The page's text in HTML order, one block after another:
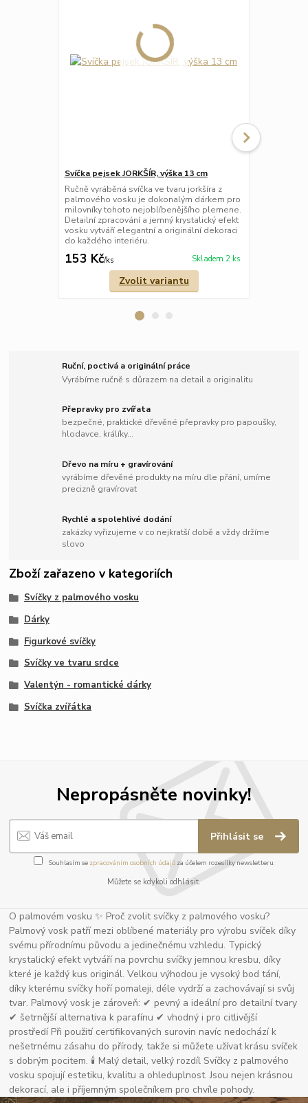
Svíčka pejsek JORKŠÍR, výška 13 cm
Ručně vyráběná svíčka ve tvaru jorkšíra z
palmového vosku je dokonalým dárkem pro
milovníky tohoto nejoblíbenějšího plemene.
Detailní zpracování a jemný krystalický efekt
vosku vytváří elegantní a originální dekoraci
do každého interiéru.
153 Kč/ks Skladem 2 ks
Zvolit variantu
Ruční, poctivá a originální práce
Vyrábíme ručně s důrazem na detail a originalitu
Přepravky pro zvířata
bezpečné, praktické dřevěné přepravky pro papoušky,
hlodavce, králíky...
Dřevo na míru + gravírování
vyrábíme dřevěné produkty na míru dle přání, umíme
precizně gravírovat
Rychlé a spolehlivé dodání
zakázky vyřizujeme v co nejkratší době a vždy držíme
slovo
Zboží zařazeno v kategoriích
Svíčky z palmového vosku
Dárky
Figurkové svíčky
Svíčky ve tvaru srdce
Valentýn - romantické dárky
Svíčka zvířátka
Nepropásněte novinky!
Přihlásit se
Souhlasím se zpracováním osobních údajůza účelem rozesílky newsletteru.
Můžete se kdykoli odhlásit.
O palmovém vosku ✨ Proč zvolit svíčky z palmového vosku?
Palmový vosk patří mezi oblíbené materiály pro výrobu svíček díky
svému přírodnímu původu a jedinečnému vzhledu. Typický
krystalický efekt vytváří na povrchu svíčky jemnou kresbu, díky
které je každý kus originál. Velkou výhodou je vysoký bod tání,
díky kterému svíčky hoří pomaleji, déle vydrží a zachovávají si svůj
tvar. Palmový vosk je zároveň: ✔ pevný a ideální pro detailní tvary
✔ šetrnější alternativa k parafínu ✔ vhodný i pro citlivější
prostředí Při použití certifikovaných surovin navíc nedochází k
nešetrnému zásahu do přírody, takže si můžete užívat krásu svíček
s dobrým pocitem. 🕯 Malý detail, velký rozdíl Svíčky z palmového
vosku spojují estetiku, kvalitu a ohleduplnost. Jsou nejen krásnou
dekorací, ale i příjemným společníkem pro chvíle pohody.